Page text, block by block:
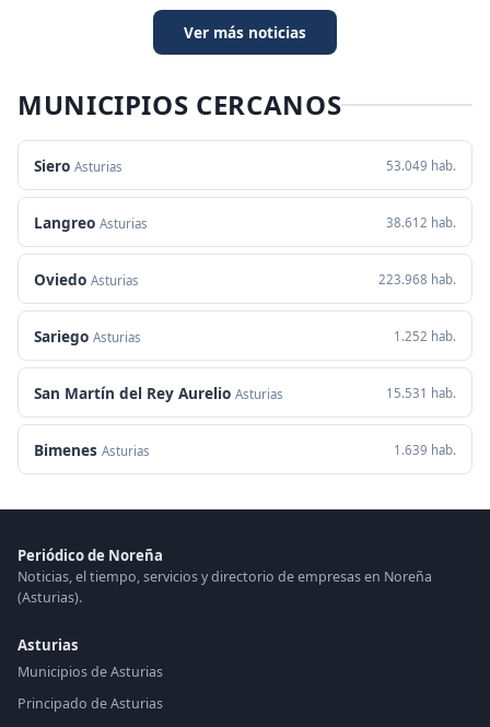
Ver más noticias
MUNICIPIOS CERCANOS
Siero Asturias 53.049 hab.
Langreo Asturias 38.612 hab.
Oviedo Asturias 223.968 hab.
Sariego Asturias 1.252 hab.
San Martín del Rey Aurelio Asturias 15.531 hab.
Bimenes Asturias 1.639 hab.
Periódico de Noreña
Noticias, el tiempo, servicios y directorio de empresas en Noreña
(Asturias).
Asturias
Municipios de Asturias
Principado de Asturias